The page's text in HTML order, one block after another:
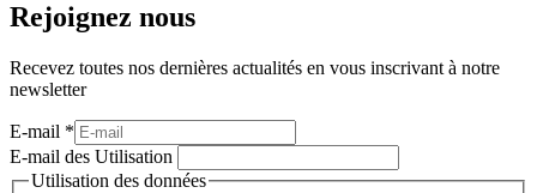
Rejoignez nous
Recevez toutes nos dernières actualités en vous inscrivant à notre
newsletter
E-mail *
E-mail des Utilisation
Utilisation des données